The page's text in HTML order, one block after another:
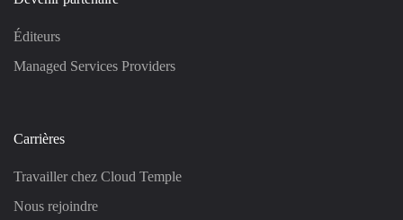
Éditeurs
Managed Services Providers
Carrières
Travailler chez Cloud Temple
Nous rejoindre